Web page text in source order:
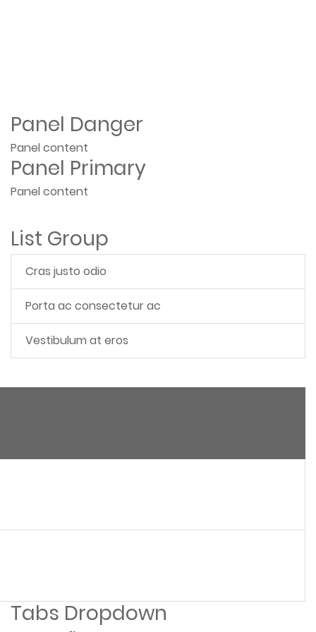
Panel Danger
Panel content
Panel Primary
Panel content
List Group
Cras justo odio
Porta ac consectetur ac
Vestibulum at eros
Tabs Dropdown